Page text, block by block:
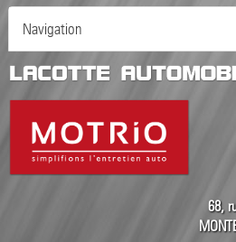
Navigation
68,